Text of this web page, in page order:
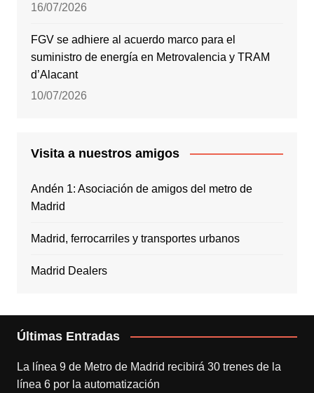
16/07/2026
FGV se adhiere al acuerdo marco para el
suministro de energía en Metrovalencia y TRAM
d’Alacant
10/07/2026
Visita a nuestros amigos
Andén 1: Asociación de amigos del metro de
Madrid
Madrid, ferrocarriles y transportes urbanos
Madrid Dealers
Últimas Entradas
La línea 9 de Metro de Madrid recibirá 30 trenes de la
línea 6 por la automatización